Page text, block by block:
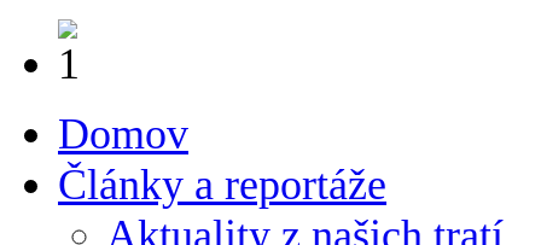
Domov
Články a reportáže
Aktuality z našich tratí